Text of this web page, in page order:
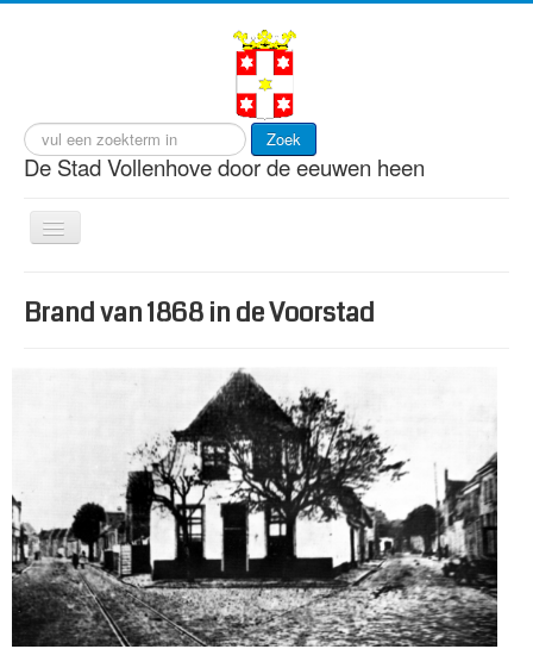
Zoek
De Stad Vollenhove door de eeuwen heen
Toggle
Navigation
cultuur
gebeurtenissen
wonen
werken
reactie
Brand van 1868 in de Voorstad